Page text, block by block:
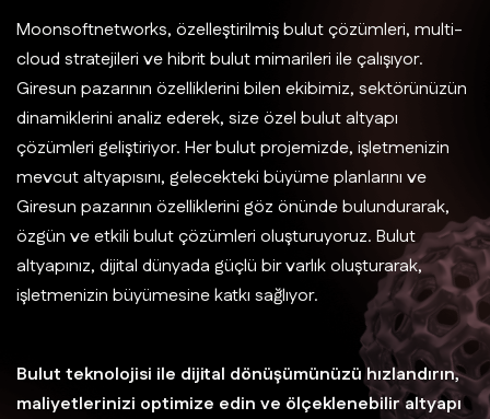
Moonsoftnetworks, özelleştirilmiş bulut çözümleri, multi-
cloud stratejileri ve hibrit bulut mimarileri ile çalışıyor.
Giresun pazarının özelliklerini bilen ekibimiz, sektörünüzün
dinamiklerini analiz ederek, size özel bulut altyapı
çözümleri geliştiriyor. Her bulut projemizde, işletmenizin
mevcut altyapısını, gelecekteki büyüme planlarını ve
Giresun pazarının özelliklerini göz önünde bulundurarak,
özgün ve etkili bulut çözümleri oluşturuyoruz. Bulut
altyapınız, dijital dünyada güçlü bir varlık oluşturarak,
işletmenizin büyümesine katkı sağlıyor.
Bulut teknolojisi ile dijital dönüşümünüzü hızlandırın,
maliyetlerinizi optimize edin ve ölçeklenebilir altyapı